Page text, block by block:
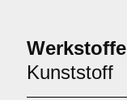
Werkstoffe
Kunststoff